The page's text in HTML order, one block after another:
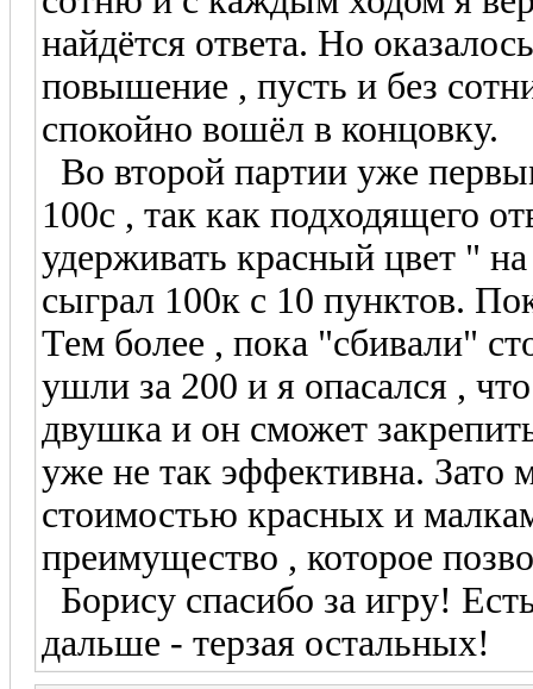
найдётся ответа. Но
повышение , пусть и без
спокойно вошёл в концовку.
Во второй партии уже
100с , так как подходящего
удерживать красный цвет "
сыграл 100к с 10 пунктов.
Тем более , пока "сбивали"
ушли за 200 и я опасался ,
двушка и он сможет
уже не так эффективна. Зато
стоимостью красных и
преимущество , которое
Борису спасибо за игру!
дальше - терзая остальных!